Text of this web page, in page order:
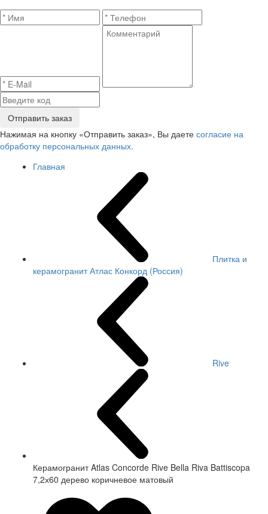
Отправить заказ
Нажимая на кнопку «Отправить заказ», Вы даете согласие на
обработку персональных данных.
Главная
Плитка и
керамогранит Атлас Конкорд (Россия)
Rive
Керамогранит Atlas Concorde Rive Bella Riva Battiscopa
7,2х60 дерево коричневое матовый